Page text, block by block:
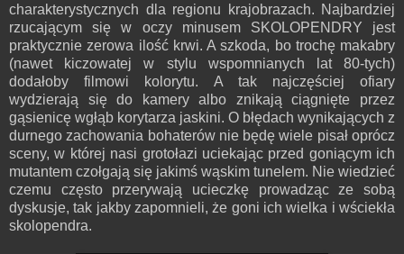
charakterystycznych dla regionu krajobrazach. Najbardziej
rzucającym się w oczy minusem SKOLOPENDRY jest
praktycznie zerowa ilość krwi. A szkoda, bo trochę makabry
(nawet kiczowatej w stylu wspomnianych lat 80-tych)
dodałoby filmowi kolorytu. A tak najczęściej ofiary
wydzierają się do kamery albo znikają ciągnięte przez
gąsienicę wgłąb korytarza jaskini. O błędach wynikających z
durnego zachowania bohaterów nie będę wiele pisał oprócz
sceny, w której nasi grotołazi uciekając przed goniącym ich
mutantem czołgają się jakimś wąskim tunelem. Nie wiedzieć
czemu często przerywają ucieczkę prowadząc ze sobą
dyskusje, tak jakby zapomnieli, że goni ich wielka i wściekła
skolopendra.